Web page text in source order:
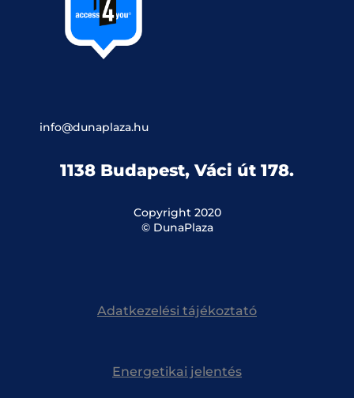
info@dunaplaza.hu
1138 Budapest, Váci út 178.
Copyright 2020
© DunaPlaza
Adatkezelési tájékoztató
Energetikai jelentés